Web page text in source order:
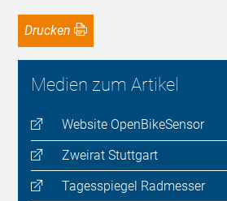
Drucken
Medien zum Artikel
Website OpenBikeSensor
Zweirat Stuttgart
Tagesspiegel Radmesser